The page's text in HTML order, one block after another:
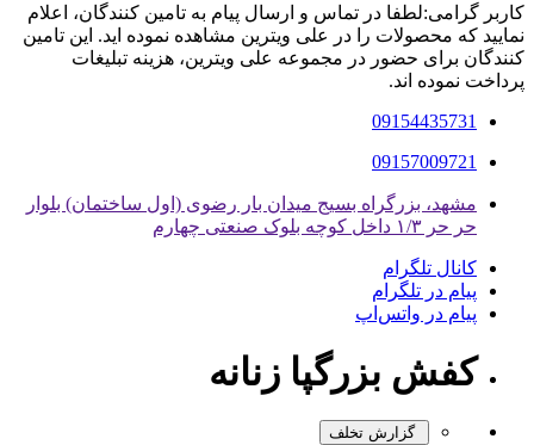
کاربر گرامی:لطفا در تماس و ارسال پیام به تامین کنندگان، اعلام
نمایید که محصولات را در علی ویترین مشاهده نموده اید. این تامین
کنندگان برای حضور در مجموعه علی ویترین، هزینه تبلیغات
پرداخت نموده اند.
09154435731
09157009721
مشهد، بزرگراه بسیج میدان بار رضوی (اول ساختمان) بلوار
حر حر ۱/۳ داخل کوچه بلوک صنعتی چهارم
کانال تلگرام
پیام در تلگرام
پیام در واتس‌اپ
کفش بزرگپا زنانه
گزارش تخلف